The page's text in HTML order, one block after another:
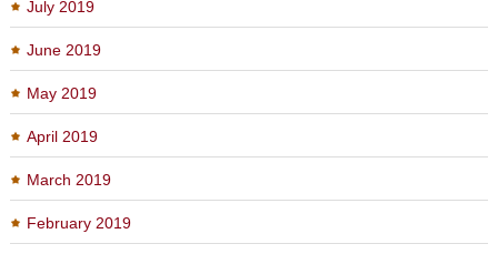
July 2019
June 2019
May 2019
April 2019
March 2019
February 2019